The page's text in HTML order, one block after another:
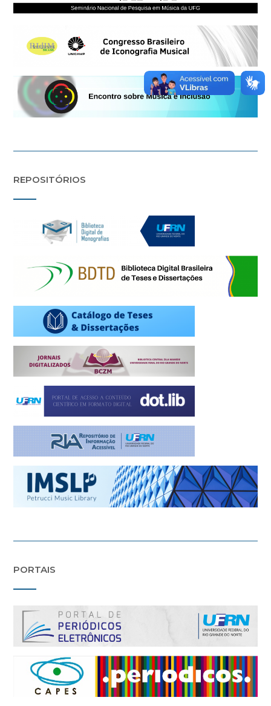
REPOSITÓRIOS
PORTAIS